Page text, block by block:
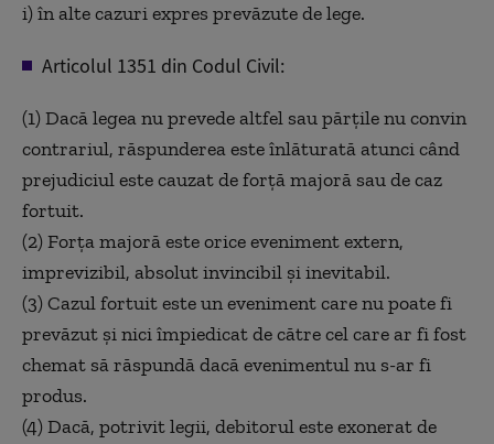
i) în alte cazuri expres prevăzute de lege.
Articolul 1351 din Codul Civil:
(1) Dacă legea nu prevede altfel sau părțile nu convin
contrariul, răspunderea este înlăturată atunci când
prejudiciul este cauzat de forță majoră sau de caz
fortuit.
(2) Forța majoră este orice eveniment extern,
imprevizibil, absolut invincibil și inevitabil.
(3) Cazul fortuit este un eveniment care nu poate fi
prevăzut și nici împiedicat de către cel care ar fi fost
chemat să răspundă dacă evenimentul nu s-ar fi
produs.
(4) Dacă, potrivit legii, debitorul este exonerat de